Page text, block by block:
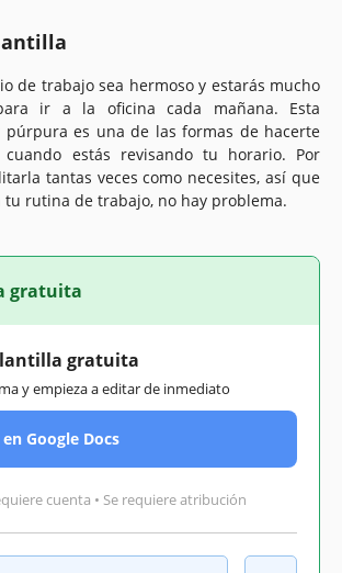
de trabajo sea hermoso y estarás mucho
ir a la oficina cada mañana. Esta
es una de las formas de hacerte
estás revisando tu horario. Por
tantas veces como necesites, así que
tu rutina de trabajo, no hay problema.
gratuita
gratuita
y empieza a editar de inmediato
Google Docs
cuenta • Se requiere atribución